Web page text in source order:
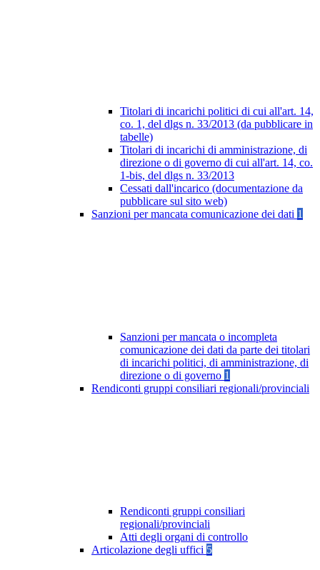
Titolari di incarichi politici di cui all'art. 14,
co. 1, del dlgs n. 33/2013 (da pubblicare in
tabelle)
Titolari di incarichi di amministrazione, di
direzione o di governo di cui all'art. 14, co.
1-bis, del dlgs n. 33/2013
Cessati dall'incarico (documentazione da
pubblicare sul sito web)
Sanzioni per mancata comunicazione dei dati 1
Sanzioni per mancata o incompleta
comunicazione dei dati da parte dei titolari
di incarichi politici, di amministrazione, di
direzione o di governo 1
Rendiconti gruppi consiliari regionali/provinciali
Rendiconti gruppi consiliari
regionali/provinciali
Atti degli organi di controllo
Articolazione degli uffici 5